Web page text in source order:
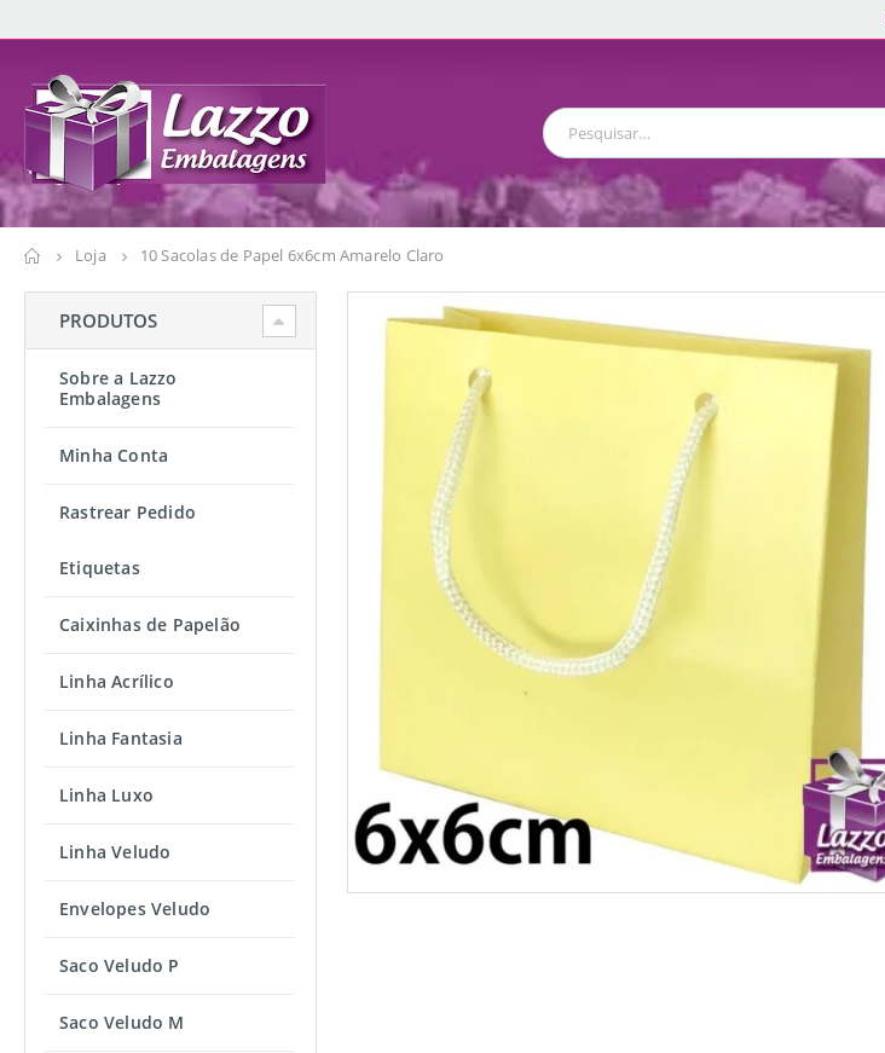
Loja 10 Sacolas de Papel 6x6cm Amarelo Claro
PRODUTOS
Sobre a Lazzo
Embalagens
Minha Conta
Rastrear Pedido
Etiquetas
Caixinhas de Papelão
Linha Acrílico
Linha Fantasia
Linha Luxo
Linha Veludo
Envelopes Veludo
Saco Veludo P
Saco Veludo M